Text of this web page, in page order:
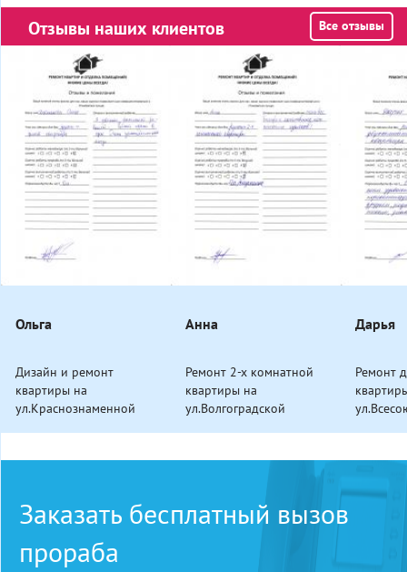
Отзывы наших клиентов Все отзывы
Ольга
Дизайн и ремонт
квартиры на
ул.Краснознаменной
Анна
Ремонт 2-х комнатной
квартиры на
ул.Волгоградской
Дарья
Ремонт
Заказать бесплатный вызов
прораба